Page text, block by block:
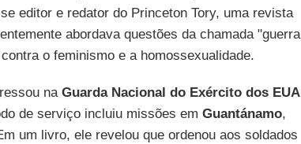
editor e redator do Princeton Tory, uma revista
abordava questões da chamada "guerra
o feminismo e a homossexualidade.
na Guarda Nacional do Exército dos EUA
de serviço incluiu missões em Guantánamo,
um livro, ele revelou que ordenou aos soldados